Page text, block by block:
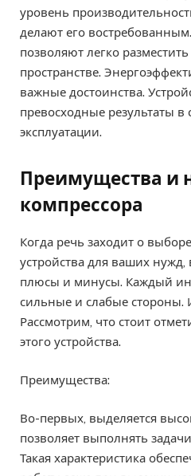
уровень
делают его
позволяют легко
пространстве.
важные достоинства.
превосходные результаты
эксплуатации.
Преимущества и
компрессора
Когда речь заходит о
устройства для ваших
плюсы и минусы. Каждый
сильные и слабые стороны.
Рассмотрим, что стоит
этого устройства.
Преимущества:
Во-первых, выделяется
позволяет выполнять
Такая характеристика